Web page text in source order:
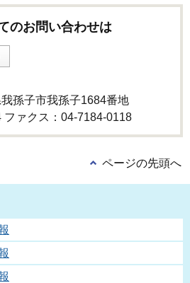
のお問い合わせは
孫子市我孫子1684番地
ファクス：04-7184-0118
ページの先頭へ